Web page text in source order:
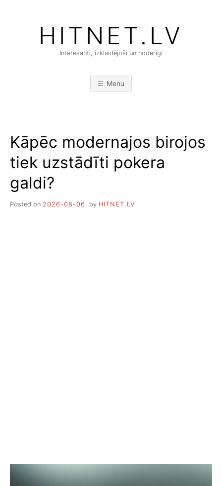
HITNET.LV
Interesanti, izklaidējoši un noderīgi
Menu
Kāpēc modernajos birojos
tiek uzstādīti pokera
galdi?
Posted on 2026-08-06 by HITNET.LV